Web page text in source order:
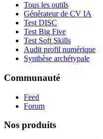
Tous les outils
Générateur de CV IA
Test DISC
Test Big Five
Test Soft Skills
Audit profil numérique
Synthèse archétypale
Communauté
Feed
Forum
Nos produits